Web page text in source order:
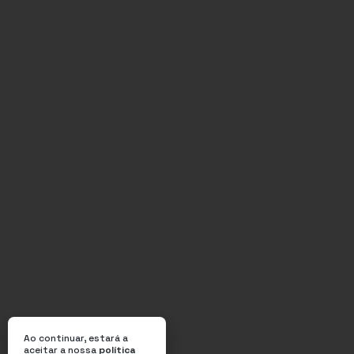
Ao continuar, estará a
aceitar a nossa política